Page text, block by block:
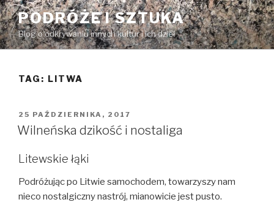
Przeskocz
do
treści
PODRÓŻE I SZTUKA
Blog o odkrywaniu innych kultur i ich dzieł
TAG: LITWA
OPUBLIKOWANE
W
25 PAŹDZIERNIKA, 2017
Wilneńska dzikość i nostaliga
Litewskie łąki
Podróżując po Litwie samochodem, towarzyszy nam
nieco nostalgiczny nastrój, mianowicie jest pusto.